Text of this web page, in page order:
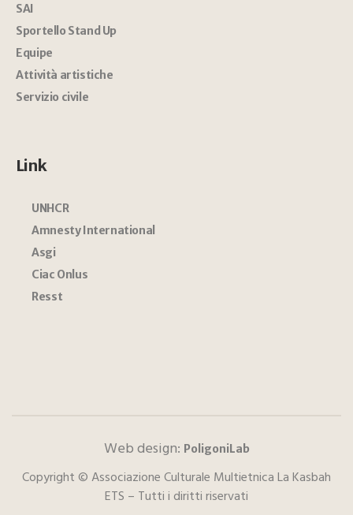
SAI
Sportello Stand Up
Equipe
Attività artistiche
Servizio civile
Link
UNHCR
Amnesty International
Asgi
Ciac Onlus
Resst
Web design: PoligoniLab
Copyright © Associazione Culturale Multietnica La Kasbah
ETS – Tutti i diritti riservati